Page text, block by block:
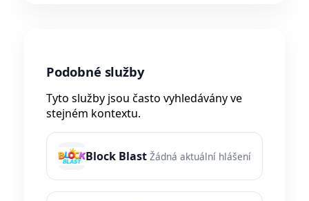
Podobné služby
Tyto služby jsou často vyhledávány ve
stejném kontextu.
Block Blast Žádná aktuální hlášení